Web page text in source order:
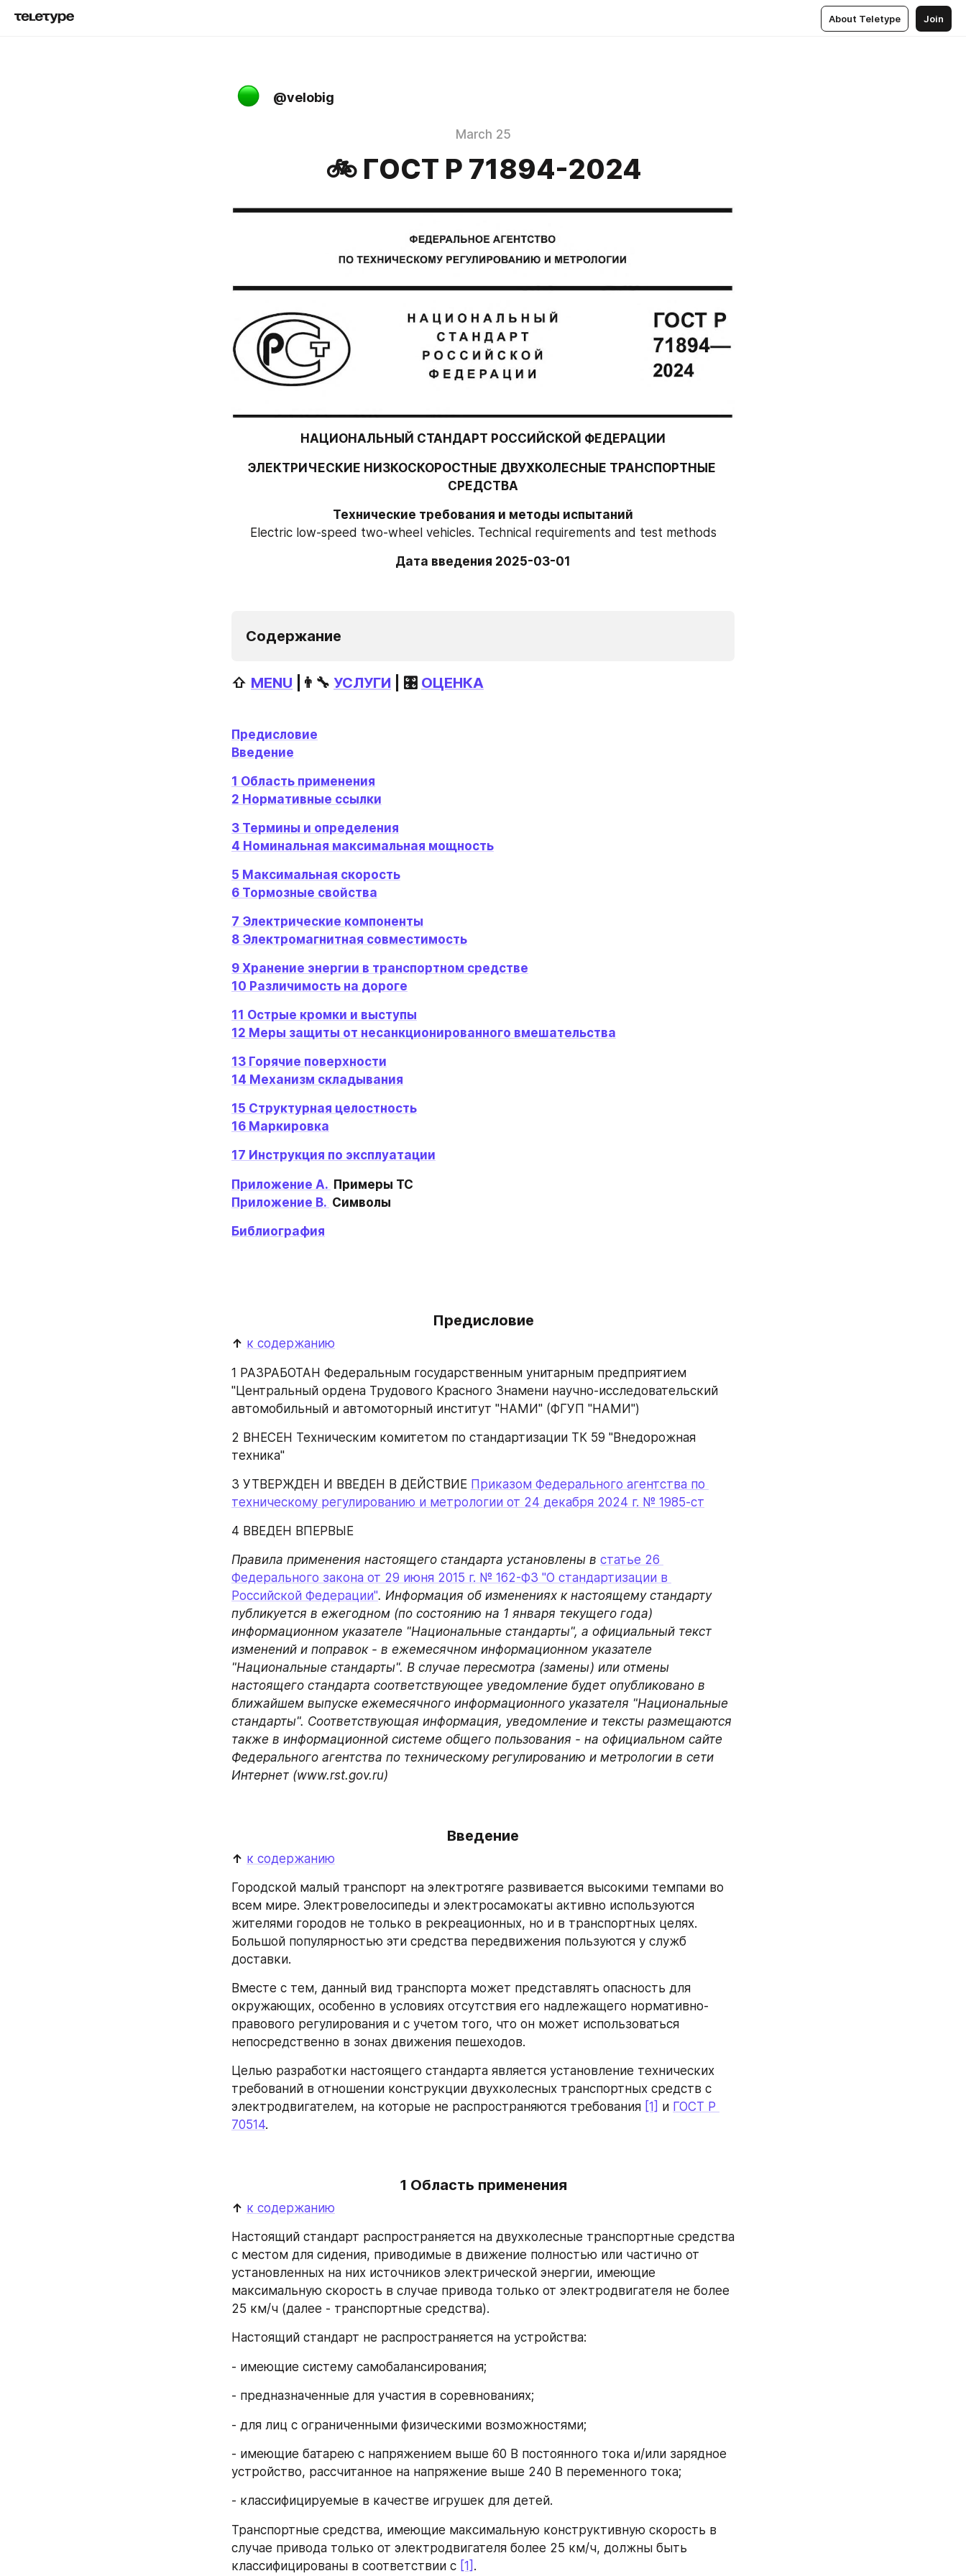
About Teletype Join
@velobig
March 25
🚲 ГOCT Р 71894-2024
НАЦИОНАЛЬНЫЙ СТАНДАРТ РОССИЙСКОЙ ФЕДЕРАЦИИ
ЭЛЕКТРИЧЕСКИЕ НИЗКОСКОРОСТНЫЕ ДВУХКОЛЕСНЫЕ ТРАНСПОРТНЫЕ
СРЕДСТВА
Технические требования и методы испытаний
Electric low-speed two-wheel vehicles. Technical requirements and test methods
Дата введения 2025-03-01
Содержание
⇧ MENU |👨‍🔧 УСЛУГИ | 🎛️ ОЦЕНКА
Предисловие
Введение
1 Область применения
2 Нормативные ссылки
3 Термины и определения
4 Номинальная максимальная мощность
5 Максимальная скорость
6 Тормозные свойства
7 Электрические компоненты
8 Электромагнитная совместимость
9 Хранение энергии в транспортном средстве
10 Различимость на дороге
11 Острые кромки и выступы
12 Меры защиты от несанкционированного вмешательства
13 Горячие поверхности
14 Механизм складывания
15 Структурная целостность
16 Маркировка
17 Инструкция по эксплуатации
Приложение А.
Приложение В. Символы
Библиография
Предисловие
↑ к содержанию
1 РАЗРАБОТАН Федеральным государственным унитарным предприятием
"Центральный ордена Трудового Красного Знамени научно-исследовательский
автомобильный и автомоторный институт "НАМИ" (ФГУП "НАМИ")
2 ВНЕСЕН Техническим комитетом по стандартизации ТК 59 "Внедорожная
техника"
3 УТВЕРЖДЕН И ВВЕДЕН В ДЕЙСТВИЕ Приказом Федерального агентства по
техническому регулированию и метрологии от 24 декабря 2024 г. № 1985-ст
4 ВВЕДЕН ВПЕРВЫЕ
Правила применения настоящего стандарта установлены в статье 26
Федерального закона от 29 июня 2015 г. № 162-ФЗ "О стандартизации в
Российской Федерации". Информация об изменениях к настоящему стандарту
публикуется в ежегодном (по состоянию на 1 января текущего года)
информационном указателе "Национальные стандарты", а официальный текст
изменений и поправок - в ежемесячном информационном указателе
"Национальные стандарты". В случае пересмотра (замены) или отмены
настоящего стандарта соответствующее уведомление будет опубликовано в
ближайшем выпуске ежемесячного информационного указателя "Национальные
стандарты". Соответствующая информация, уведомление и тексты размещаются
также в информационной системе общего пользования - на официальном сайте
Федерального агентства по техническому регулированию и метрологии в сети
Интернет (www.rst.gov.ru)
Введение
↑ к содержанию
Городской малый транспорт на электротяге развивается высокими темпами во
всем мире. Электровелосипеды и электросамокаты активно используются
жителями городов не только в рекреационных, но и в транспортных целях.
Большой популярностью эти средства передвижения пользуются у служб
доставки.
Вместе с тем, данный вид транспорта может представлять опасность для
окружающих, особенно в условиях отсутствия его надлежащего нормативно-
правового регулирования и с учетом того, что он может использоваться
непосредственно в зонах движения пешеходов.
Целью разработки настоящего стандарта является установление технических
требований в отношении конструкции двухколесных транспортных средств с
электродвигателем, на которые не распространяются требования [1] и ГОСТ Р
70514.
1 Область применения
↑ к содержанию
Настоящий стандарт распространяется на двухколесные транспортные средства
с местом для сидения, приводимые в движение полностью или частично от
установленных на них источников электрической энергии, имеющие
максимальную скорость в случае привода только от электродвигателя не более
25 км/ч (далее - транспортные средства).
Настоящий стандарт не распространяется на устройства:
- имеющие систему самобалансирования;
- предназначенные для участия в соревнованиях;
- для лиц с ограниченными физическими возможностями;
- имеющие батарею с напряжением выше 60 В постоянного тока и/или зарядное
устройство, рассчитанное на напряжение выше 240 В переменного тока;
- классифицируемые в качестве игрушек для детей.
Транспортные средства, имеющие максимальную конструктивную скорость в
случае привода только от электродвигателя более 25 км/ч, должны быть
классифицированы в соответствии с [1] .